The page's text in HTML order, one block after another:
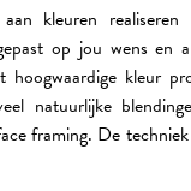
kleuren
op jou wens en
kleur
natuurlijke
framing. De